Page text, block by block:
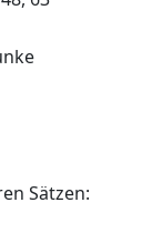
Sätzen: